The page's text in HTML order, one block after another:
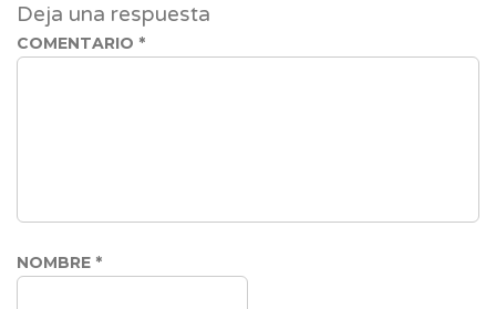
Deja una respuesta
COMENTARIO *
NOMBRE *